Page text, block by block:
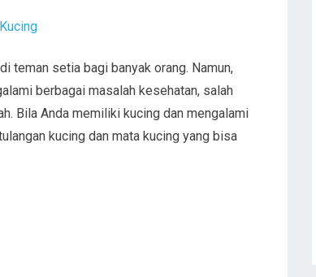
teman setia bagi banyak orang. Namun,
berbagai masalah kesehatan, salah
Bila Anda memiliki kucing dan mengalami
kucing dan mata kucing yang bisa